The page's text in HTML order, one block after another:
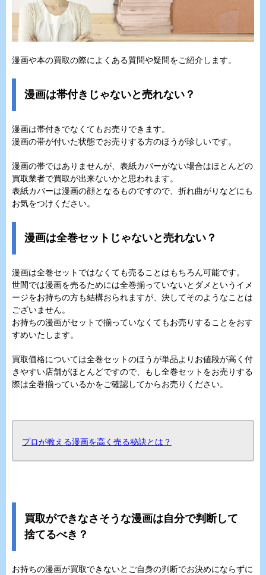
漫画や本の買取の際によくある質問や疑問をご紹介します。
漫画は帯付きじゃないと売れない？
漫画は帯付きでなくてもお売りできます。
漫画の帯が付いた状態でお売りする方のほうが珍しいです。
漫画の帯ではありませんが、表紙カバーがない場合はほとんどの
買取業者で買取が出来ないかと思われます。
表紙カバーは漫画の顔となるものですので、折れ曲がりなどにも
お気をつけください。
漫画は全巻セットじゃないと売れない？
漫画は全巻セットではなくても売ることはもちろん可能です。
世間では漫画を売るためには全巻揃っていないとダメというイメ
ージをお持ちの方も結構おられますが、決してそのようなことは
ございません。
お持ちの漫画がセットで揃っていなくてもお売りすることをおす
すめいたします。
買取価格については全巻セットのほうが単品よりお値段が高く付
きやすい店舗がほとんどですので、もし全巻セットをお売りする
際は全巻揃っているかをご確認してからお売りください。
プロが教える漫画を高く売る秘訣とは？
買取ができなさそうな漫画は自分で判断して
捨てるべき？
お持ちの漫画が買取できないとご自身の判断でお決めにならずに